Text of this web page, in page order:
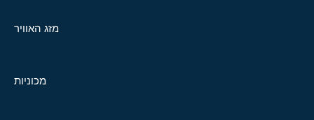
מזג האוויר
מכוניות